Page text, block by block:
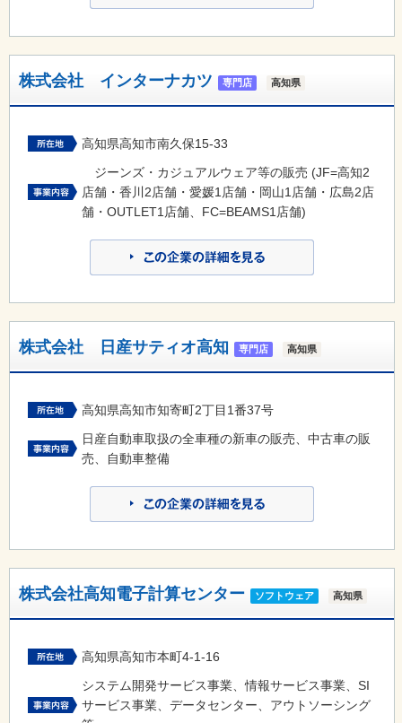
株式会社 インターナカツ 専門店 高知県
高知県高知市南久保15-33
ジーンズ・カジュアルウェア等の販売 (JF=高知2
店舗・香川2店舗・愛媛1店舗・岡山1店舗・広島2店
舗・OUTLET1店舗、FC=BEAMS1店舗)
株式会社 日産サティオ高知 専門店 高知県
高知県高知市知寄町2丁目1番37号
日産自動車取扱の全車種の新車の販売、中古車の販
売、自動車整備
株式会社高知電子計算センター ソフトウェア 高知県
高知県高知市本町4-1-16
システム開発サービス事業、情報サービス事業、SI
サービス事業、データセンター、アウトソーシング